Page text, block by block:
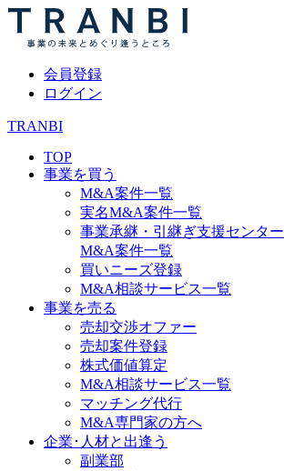
会員登録
ログイン
TRANBI
TOP
事業を買う
M&A案件一覧
実名M&A案件一覧
事業承継・引継ぎ支援センター
M&A案件一覧
買いニーズ登録
M&A相談サービス一覧
事業を売る
売却交渉オファー
売却案件登録
株式価値算定
M&A相談サービス一覧
マッチング代行
M&A専門家の方へ
企業･人材と出逢う
副業部